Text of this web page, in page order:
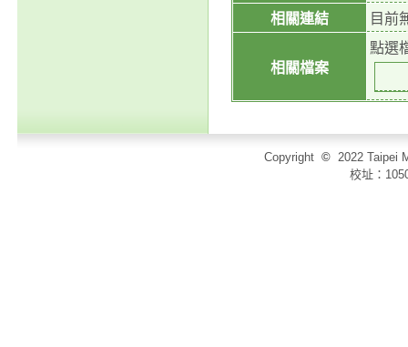
相關連結
目前
相關檔案
點選
Copyright © 2022 Taipei
校址：